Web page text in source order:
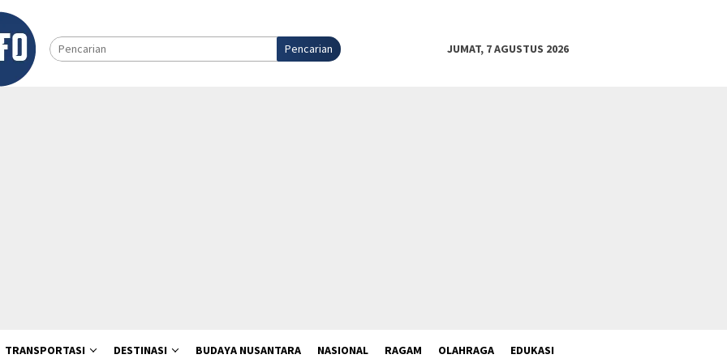
Pencarian JUMAT, 7 AGUSTUS 2026
TRANSPORTASI DESTINASI BUDAYA NUSANTARA NASIONAL RAGAM OLAHRAGA EDUKASI